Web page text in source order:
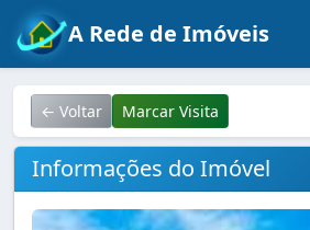
A Rede de Imóveis
← Voltar Marcar Visita
Informações do Imóvel